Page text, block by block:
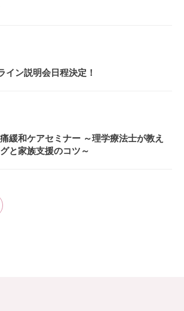
イン説明会日程決定！
緩和ケアセミナー ～理学療法士が教え
と家族支援のコツ～